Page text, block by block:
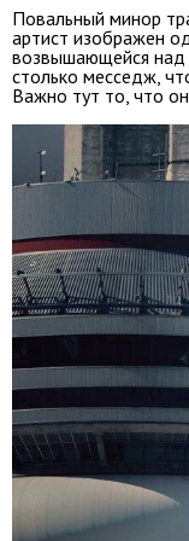
Повальный минор
артист изображен
возвышающейся над
столько месседж,
Важно тут то, что